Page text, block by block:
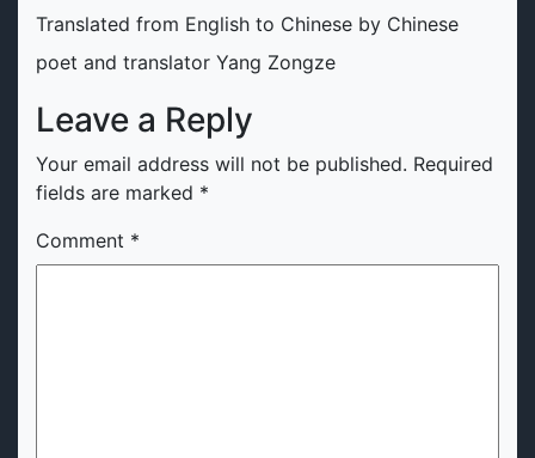
Translated from English to Chinese by Chinese
poet and translator Yang Zongze
Leave a Reply
Your email address will not be published. Required
fields are marked *
Comment *